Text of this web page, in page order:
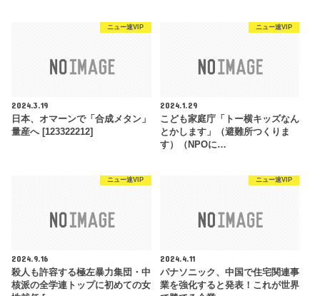
ニュー速VIP
2024.3.19
日本、オマーンで「合成メタン」
量産へ [123322212]
ニュー速VIP
2024.1.29
こども家庭庁「トー横キッズなん
とかします」（避難所つくりま
す）（NPOに…
ニュー速VIP
2024.9.16
殺人も許容する極左暴力集団・中
核派の全学連トップに初めての女
ニュー速VIP
2024.4.11
パナソニック、中国で住宅関連事
業を強化すると発表！これが世界